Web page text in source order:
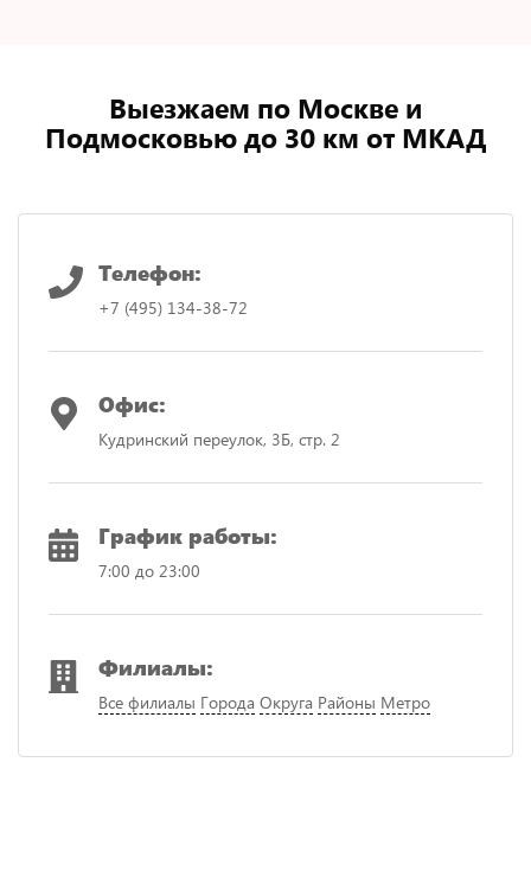
Выезжаем по Москве и
Подмосковью до 30 км от МКАД
Телефон:
+7 (495) 134-38-72
Офис:
Кудринский переулок, 3Б, стр. 2
График работы:
7:00 до 23:00
Филиалы:
Все филиалы Города Округа Районы Метро